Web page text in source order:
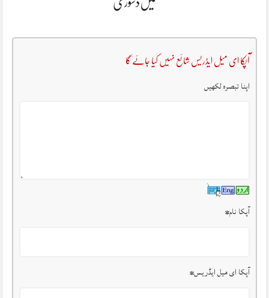
آپکا ای میل ایڈریس شائع نہیں کیا جائے گا
اپنا تبصرہ لکھیں
آپکا نام*
آپکا ای میل ایڈریس*